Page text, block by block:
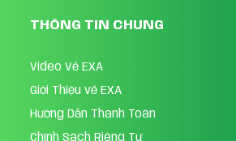
THÔNG TIN CHUNG
Video Về EXA
Giới Thiệu về EXA
Hướng Dẫn Thanh Toán
Chính Sách Riêng Tư